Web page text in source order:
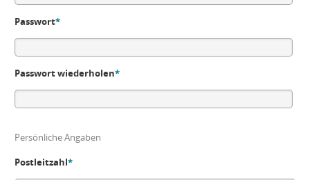
Passwort*
Passwort wiederholen*
Persönliche Angaben
Postleitzahl*